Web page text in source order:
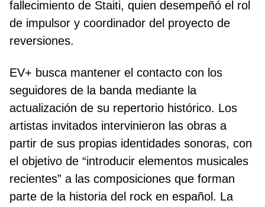
fallecimiento de Staiti, quien desempeñó el rol
de impulsor y coordinador del proyecto de
reversiones.
EV+ busca mantener el contacto con los
seguidores de la banda mediante la
actualización de su repertorio histórico. Los
artistas invitados intervinieron las obras a
partir de sus propias identidades sonoras, con
el objetivo de “introducir elementos musicales
recientes” a las composiciones que forman
parte de la historia del rock en español. La